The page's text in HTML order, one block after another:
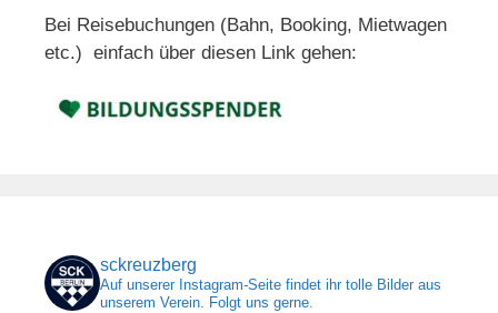
Bei Reisebuchungen (Bahn, Booking, Mietwagen
etc.) einfach über diesen Link gehen:
sckreuzberg
Auf unserer Instagram-Seite findet ihr tolle Bilder aus
unserem Verein. Folgt uns gerne.